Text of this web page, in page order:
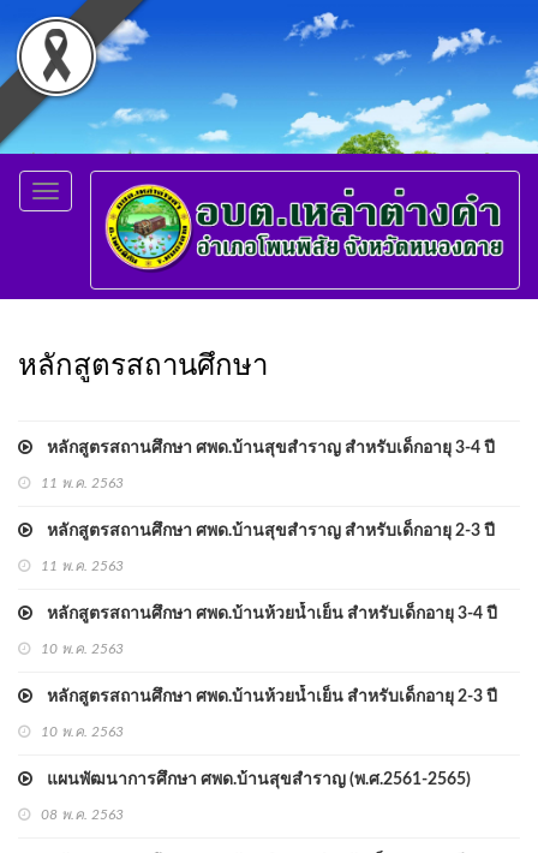
Toggle
navigation
หลักสูตรสถานศึกษา
หลักสูตรสถานศึกษา ศพด.บ้านสุขสำราญ สำหรับเด็กอายุ 3-4 ปี
11 พ.ค. 2563
หลักสูตรสถานศึกษา ศพด.บ้านสุขสำราญ สำหรับเด็กอายุ 2-3 ปี
11 พ.ค. 2563
หลักสูตรสถานศึกษา ศพด.บ้านห้วยน้ำเย็น สำหรับเด็กอายุ 3-4 ปี
10 พ.ค. 2563
หลักสูตรสถานศึกษา ศพด.บ้านห้วยน้ำเย็น สำหรับเด็กอายุ 2-3 ปี
10 พ.ค. 2563
แผนพัฒนาการศึกษา ศพด.บ้านสุขสำราญ (พ.ศ.2561-2565)
08 พ.ค. 2563